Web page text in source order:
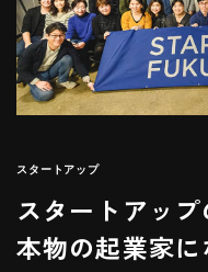
スタートアップ
スタートアップ
本物の起業家